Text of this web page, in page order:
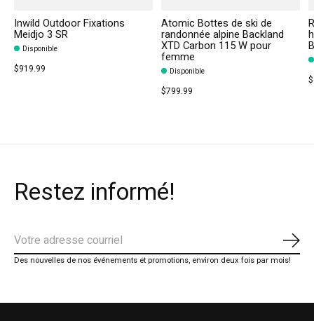
Inwild Outdoor Fixations
Meidjo 3 SR
Disponible
$919.99
Atomic Bottes de ski de
randonnée alpine Backland
XTD Carbon 115 W pour
femme
Disponible
$799.99
Restez informé!
Des nouvelles de nos événements et promotions, environ deux fois par mois!